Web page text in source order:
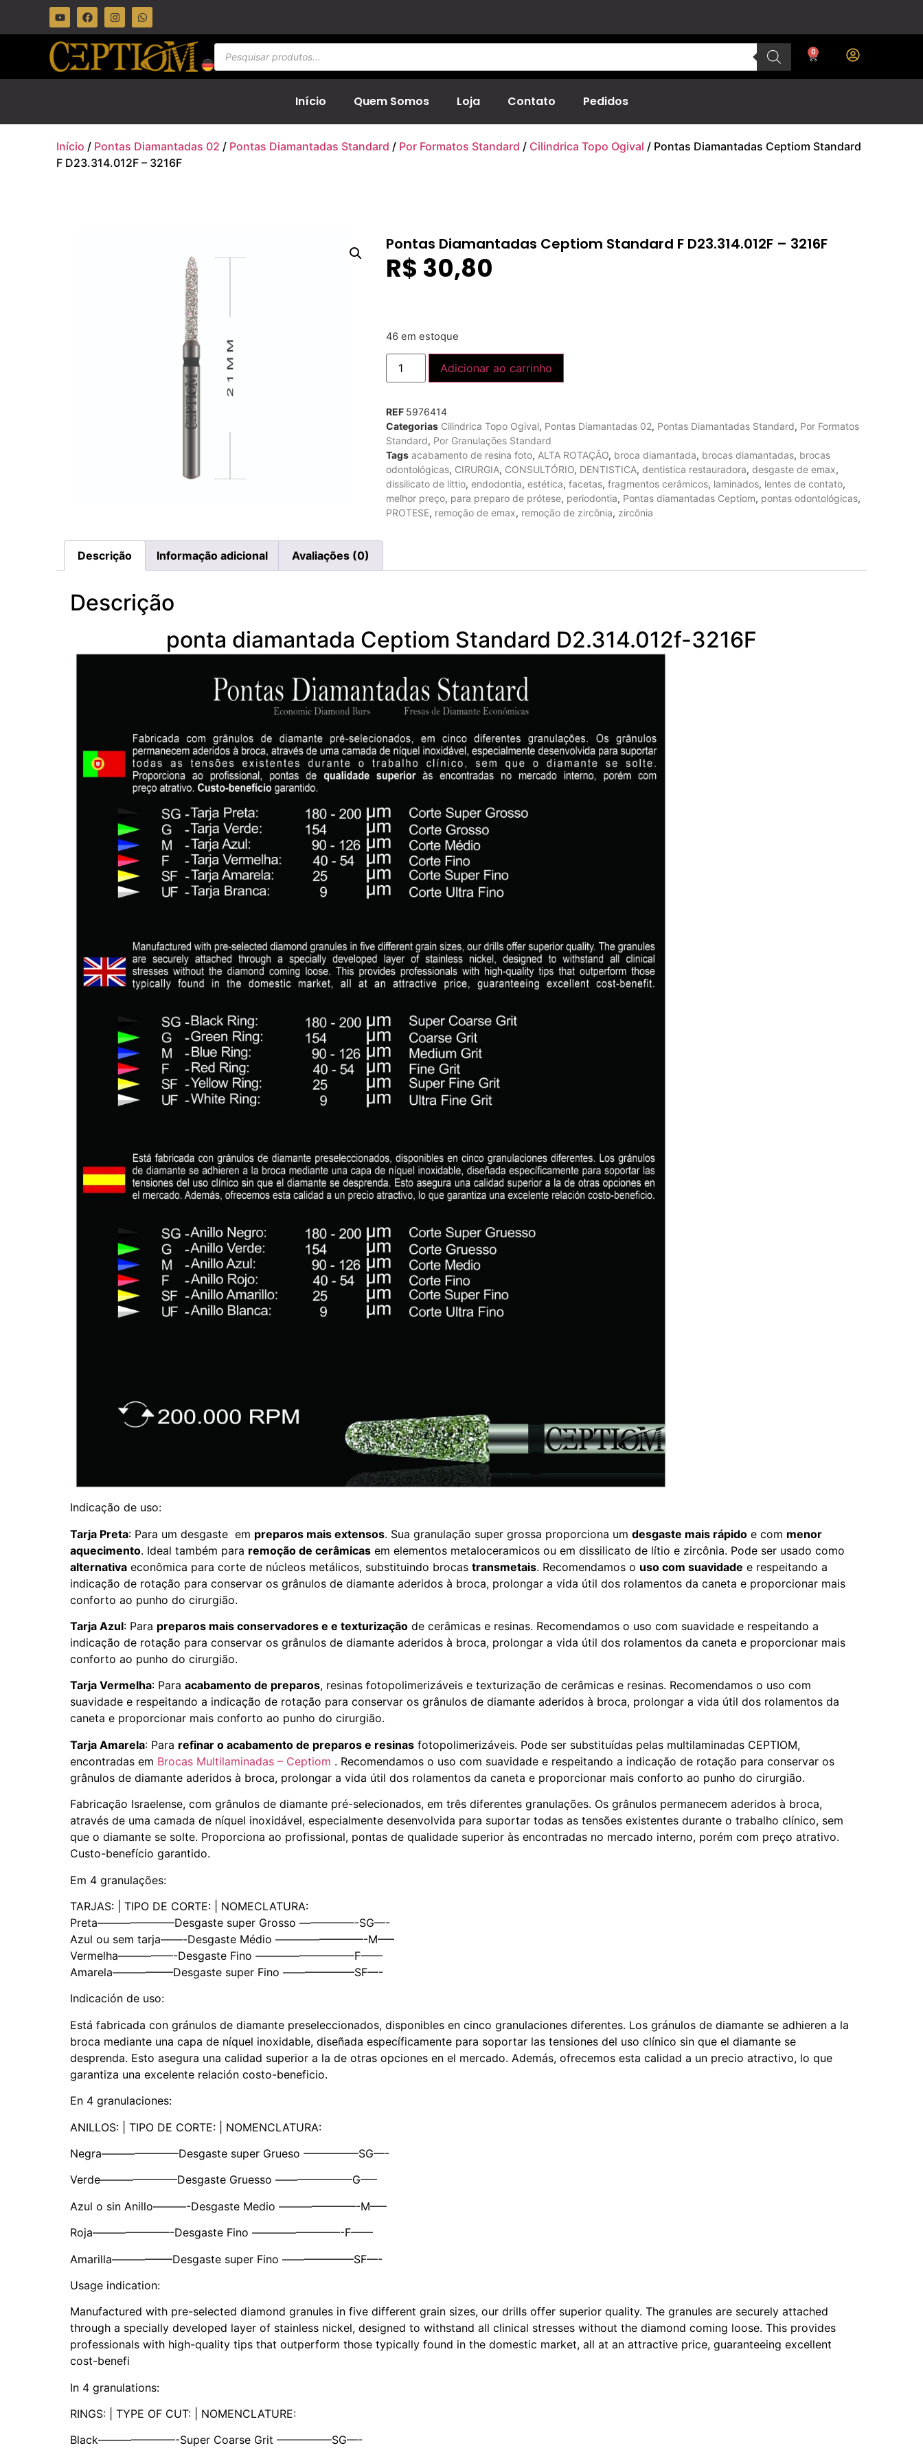
0
Início Quem Somos Loja Contato Pedidos
Início / Pontas Diamantadas 02 / Pontas Diamantadas Standard / Por Formatos Standard / Cilindrica Topo Ogival / Pontas Diamantadas Ceptiom Standard
F D23.314.012F – 3216F
Pontas Diamantadas Ceptiom Standard F D23.314.012F – 3216F
R$ 30,80
46 em estoque
Adicionar ao carrinho
REF 5976414
Categorias Cilindrica Topo Ogival, Pontas Diamantadas 02, Pontas Diamantadas Standard, Por Formatos
Standard, Por Granulações Standard
Tags acabamento de resina foto, ALTA ROTAÇÃO, broca diamantada, brocas diamantadas, brocas
odontológicas, CIRURGIA, CONSULTÓRIO, DENTISTICA, dentistica restauradora, desgaste de emax,
dissilicato de littio, endodontia, estética, facetas, fragmentos cerâmicos, laminados, lentes de contato,
melhor preço, para preparo de prótese, periodontia, Pontas diamantadas Ceptiom, pontas odontológicas,
PROTESE, remoção de emax, remoção de zircônia, zircônia
Descrição Informação adicional Avaliações (0)
Descrição
ponta diamantada Ceptiom Standard D2.314.012f-3216F
Indicação de uso:
Tarja Preta: Para um desgaste em preparos mais extensos. Sua granulação super grossa proporciona um desgaste mais rápido e com menor
aquecimento. Ideal também para remoção de cerâmicas em elementos metaloceramicos ou em dissilicato de lítio e zircônia. Pode ser usado como
alternativa econômica para corte de núcleos metálicos, substituindo brocas transmetais. Recomendamos o uso com suavidade e respeitando a
indicação de rotação para conservar os grânulos de diamante aderidos à broca, prolongar a vida útil dos rolamentos da caneta e proporcionar mais
conforto ao punho do cirurgião.
Tarja Azul: Para preparos mais conservadores e e texturização de cerâmicas e resinas. Recomendamos o uso com suavidade e respeitando a
indicação de rotação para conservar os grânulos de diamante aderidos à broca, prolongar a vida útil dos rolamentos da caneta e proporcionar mais
conforto ao punho do cirurgião.
Tarja Vermelha: Para acabamento de preparos, resinas fotopolimerizáveis e texturização de cerâmicas e resinas. Recomendamos o uso com
suavidade e respeitando a indicação de rotação para conservar os grânulos de diamante aderidos à broca, prolongar a vida útil dos rolamentos da
caneta e proporcionar mais conforto ao punho do cirurgião.
Tarja Amarela: Para refinar o acabamento de preparos e resinas fotopolimerizáveis. Pode ser substituídas pelas multilaminadas CEPTIOM,
encontradas em Brocas Multilaminadas – Ceptiom . Recomendamos o uso com suavidade e respeitando a indicação de rotação para conservar os
grânulos de diamante aderidos à broca, prolongar a vida útil dos rolamentos da caneta e proporcionar mais conforto ao punho do cirurgião.
Fabricação Israelense, com grânulos de diamante pré-selecionados, em três diferentes granulações. Os grânulos permanecem aderidos à broca,
através de uma camada de níquel inoxidável, especialmente desenvolvida para suportar todas as tensões existentes durante o trabalho clínico, sem
que o diamante se solte. Proporciona ao profissional, pontas de qualidade superior às encontradas no mercado interno, porém com preço atrativo.
Custo-benefício garantido.
Em 4 granulações:
TARJAS: | TIPO DE CORTE: | NOMECLATURA:
Preta———————Desgaste super Grosso —————-SG—-
Azul ou sem tarja——-Desgaste Médio ————————-M—–
Vermelha—————-Desgaste Fino —————————F——
Amarela—————–Desgaste super Fino ——————–SF—-
Indicación de uso:
Está fabricada con gránulos de diamante preseleccionados, disponibles en cinco granulaciones diferentes. Los gránulos de diamante se adhieren a la
broca mediante una capa de níquel inoxidable, diseñada específicamente para soportar las tensiones del uso clínico sin que el diamante se
desprenda. Esto asegura una calidad superior a la de otras opciones en el mercado. Además, ofrecemos esta calidad a un precio atractivo, lo que
garantiza una excelente relación costo-beneficio.
En 4 granulaciones:
ANILLOS: | TIPO DE CORTE: | NOMENCLATURA:
Negra———————Desgaste super Grueso —————SG—-
Verde———————Desgaste Gruesso ———————G—–
Azul o sin Anillo———-Desgaste Medio ———————-M—–
Roja———————-Desgaste Fino ————————-F——
Amarilla—————–Desgaste super Fino ——————–SF—-
Usage indication:
Manufactured with pre-selected diamond granules in five different grain sizes, our drills offer superior quality. The granules are securely attached
through a specially developed layer of stainless nickel, designed to withstand all clinical stresses without the diamond coming loose. This provides
professionals with high-quality tips that outperform those typically found in the domestic market, all at an attractive price, guaranteeing excellent
cost-benefi
In 4 granulations:
RINGS: | TYPE OF CUT: | NOMENCLATURE:
Black———————-Super Coarse Grit —————SG—-